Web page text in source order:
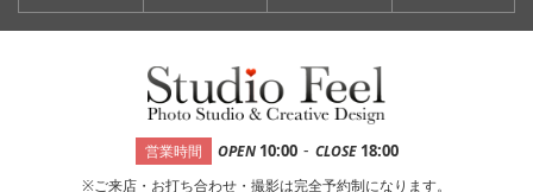
営業時間 OPEN 10:00 - CLOSE 18:00
※ご来店・お打ち合わせ・撮影は完全予約制になります。